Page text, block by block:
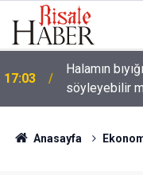
17:03
Halamın
söyleyebilir
16:05
Güneş
görülecek mi?
Anasayfa